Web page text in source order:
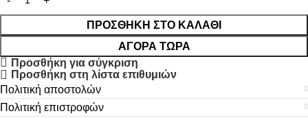
ΠΡΟΣΘΉΚΗ ΣΤΟ ΚΑΛΆΘΙ
ΑΓΟΡΆ ΤΏΡΑ
Προσθήκη για σύγκριση
Προσθήκη στη λίστα επιθυμιών
Πολιτική αποστολών
Πολιτική επιστροφών